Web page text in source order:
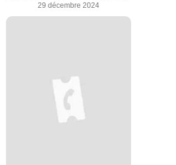
29 décembre 2024